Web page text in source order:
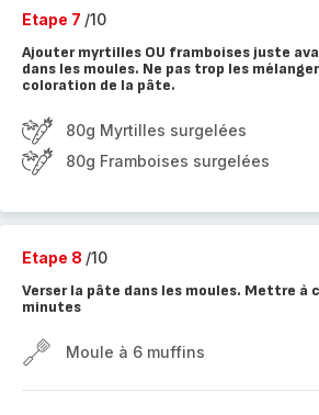
Etape 7 /10
Ajouter myrtilles OU framboises juste
dans les moules. Ne pas trop les
coloration de la pâte.
80g Myrtilles surgelées
80g Framboises surgelées
Etape 8 /10
Verser la pâte dans les moules. Mettre à
minutes
Moule à 6 muffins